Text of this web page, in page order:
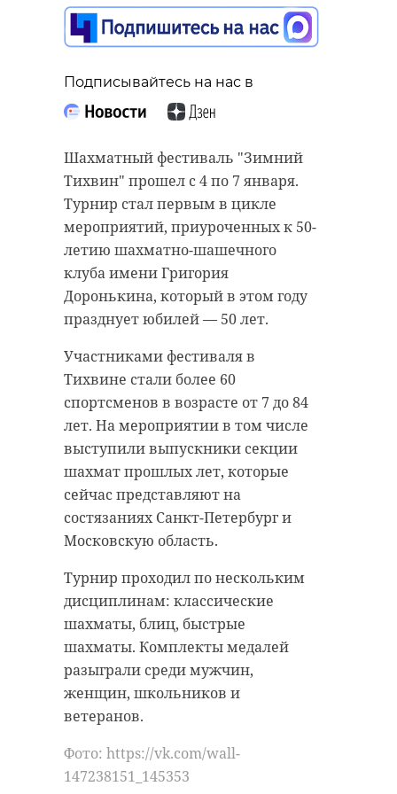
Подписывайтесь на нас в
Шахматный фестиваль "Зимний
Тихвин" прошел с 4 по 7 января.
Турнир стал первым в цикле
мероприятий, приуроченных к 50-
летию шахматно-шашечного
клуба имени Григория
Доронькина, который в этом году
празднует юбилей — 50 лет.
Участниками фестиваля в
Тихвине стали более 60
спортсменов в возрасте от 7 до 84
лет. На мероприятии в том числе
выступили выпускники секции
шахмат прошлых лет, которые
сейчас представляют на
состязаниях Санкт-Петербург и
Московскую область.
Турнир проходил по нескольким
дисциплинам: классические
шахматы, блиц, быстрые
шахматы. Комплекты медалей
разыграли среди мужчин,
женщин, школьников и
ветеранов.
Фото: https://vk.com/wall-
147238151_145353
Подписывайтесь на нас в
Губернатор Ленинградской
области Александр Дрозденко на
аппаратном совещании дал
высокую оценку работе Снежного
штаба во время новогодних
праздников. В уборке населенных
более 1515 единиц спецтехники и
свыше 3070 сотрудников.
До прихода циклона Снежный
штаб получал минимальное
количество обращений по работе
коммунальных и дорожных служб.
Даже после начала активного
снегопада число жалоб на уборку
чем в прошлом году.
«Я в разгар циклона как раз был в
Приозерском районе и оценил
уборку местных служб», -
поделился Александр Дрозденко.
Его слова в понедельник, 12
«Снежного штаба» ВКонтакте.
Подписывайтесь на нас в
В Ленинградской области
количество инцидентов на
объектах энергетики в новогодние
праздники сократилось на 20% по
сравнению с прошлым годом. Об
этом губернатору Александру
Дрозденко на совещании с
сообщил председатель комитета
по ТЭК Сергей Морозов.
Большинство происшествий
приходилось на электрические
сети и было связано с
превышением договорного объёма
потребления электроэнергии, а
также с непростыми погодными
Губернатор Ленинградской
области отметил снижение
обращений граждан по вопросам
энергетики и поблагодарил
организации электро-, тепло- и
газоснабжения за стабильную
внимание состоянию
электросетей в садоводческих и